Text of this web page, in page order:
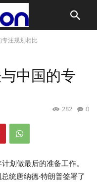
专注规划相比
中国的专
0
282
划做最后的准备工作。
统唐纳德·特朗普签署了